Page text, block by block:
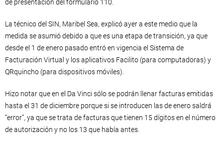
de presentación del formulario 110.
La técnico del SIN, Maribel Sea, explicó ayer a este medio que la
medida se asumió debido a que es una etapa de transición, ya que
desde el 1 de enero pasado entró en vigencia el Sistema de
Facturación Virtual y los aplicativos Facilito (para computadoras) y
QRquincho (para dispositivos móviles).
Hizo notar que en el Da Vinci sólo se podrán llenar facturas emitidas
hasta el 31 de diciembre porque si se introducen las de enero saldrá
“error”, ya que se trata de facturas que tienen 15 dígitos en el número
de autorización y no los 13 que había antes.